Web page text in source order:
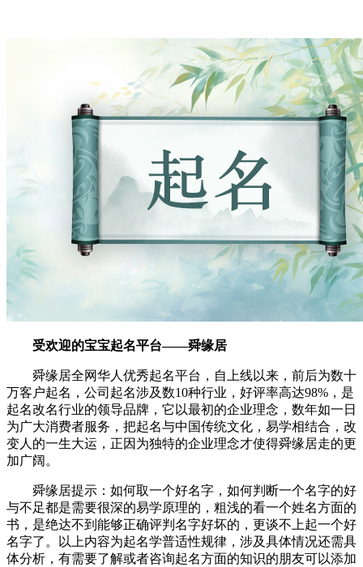
受欢迎的宝宝起名平台——舜缘居
舜缘居全网华人优秀起名平台，自上线以来，前后为数十
万客户起名，公司起名涉及数10种行业，好评率高达98%，是
起名改名行业的领导品牌，它以最初的企业理念，数年如一日
为广大消费者服务，把起名与中国传统文化，易学相结合，改
变人的一生大运，正因为独特的企业理念才使得舜缘居走的更
加广阔。
舜缘居提示：如何取一个好名字，如何判断一个名字的好
与不足都是需要很深的易学原理的，粗浅的看一个姓名方面的
书，是绝达不到能够正确评判名字好坏的，更谈不上起一个好
名字了。以上内容为起名学普适性规律，涉及具体情况还需具
体分析，有需要了解或者咨询起名方面的知识的朋友可以添加